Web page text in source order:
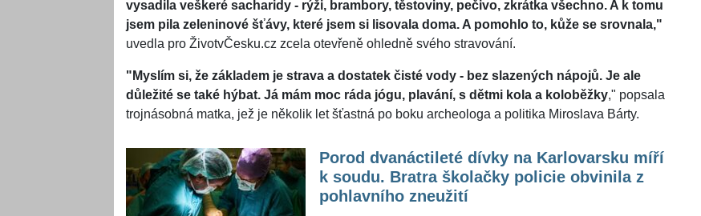
vysadila veškeré sacharidy - rýži, brambory, těstoviny, pečivo, zkrátka všechno. A k tomu
jsem pila zeleninové šťávy, které jsem si lisovala doma. A pomohlo to, kůže se srovnala,"
uvedla pro ŽivotvČesku.cz zcela otevřeně ohledně svého stravování.
"Myslím si, že základem je strava a dostatek čisté vody - bez slazených nápojů. Je ale
důležité se také hýbat. Já mám moc ráda jógu, plavání, s dětmi kola a koloběžky," popsala
trojnásobná matka, jež je několik let šťastná po boku archeologa a politika Miroslava Bárty.
Porod dvanáctileté dívky na Karlovarsku míří
k soudu. Bratra školačky policie obvinila z
pohlavního zneužití